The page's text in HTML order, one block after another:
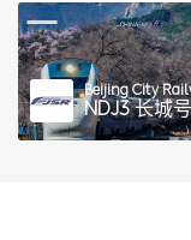
Beijing City
NDJ3长城